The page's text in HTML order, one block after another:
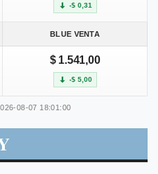
-$ 0,31
BLUE VENTA
$ 1.541,00
-$ 5,00
08-07 18:01:00